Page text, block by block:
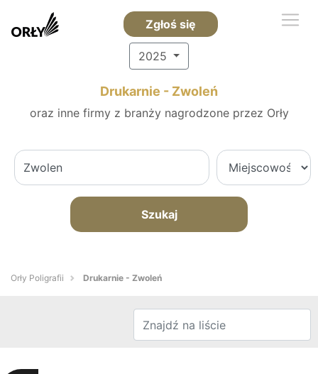
Zgłoś się
2025
Drukarnie - Zwoleń
oraz inne firmy z branży nagrodzone przez Orły
Szukaj
Orły Poligrafii Drukarnie - Zwoleń